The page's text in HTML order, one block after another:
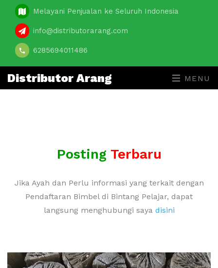
Melayani Penjualan ke Seluruh Indonesia
info@distributorarang.com
6285694011486
Distributor Arang MENU
PostingTerbaru
Jika Ayah dan Perlu informasi yang terkait dengan
Pendaftaran Bimbel di Bintang Pelajar, dapat
langsung menghubungi saya disini